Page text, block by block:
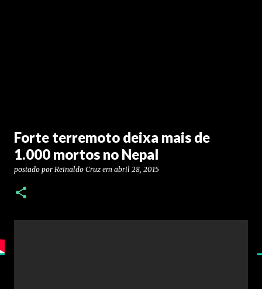
Forte terremoto deixa mais de
1.000 mortos no Nepal
postado por Reinaldo Cruz em abril 28, 2015